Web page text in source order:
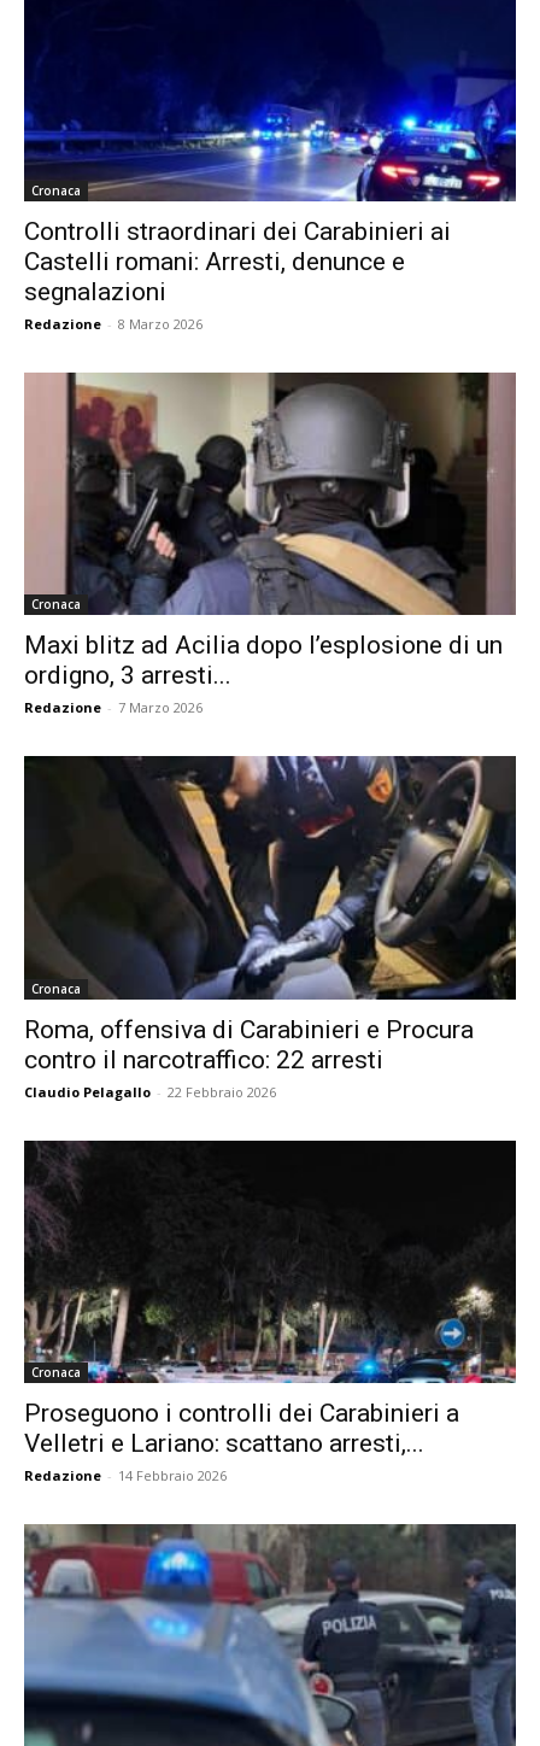
Cronaca
Controlli straordinari dei Carabinieri ai
Castelli romani: Arresti, denunce e
segnalazioni
Redazione - 8 Marzo 2026
Cronaca
Maxi blitz ad Acilia dopo l’esplosione di un
ordigno, 3 arresti...
Redazione - 7 Marzo 2026
Cronaca
Roma, offensiva di Carabinieri e Procura
contro il narcotraffico: 22 arresti
Claudio Pelagallo - 22 Febbraio 2026
Cronaca
Proseguono i controlli dei Carabinieri a
Velletri e Lariano: scattano arresti,...
Redazione - 14 Febbraio 2026